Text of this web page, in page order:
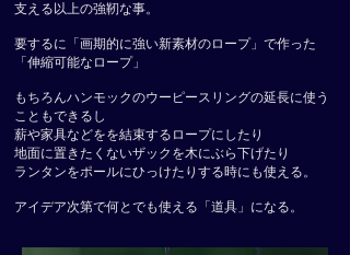
支える以上の強靭な事。
要するに「画期的に強い新素材のロープ」で作った
「伸縮可能なロープ」
もちろんハンモックのウーピースリングの延長に使う
こともできるし
薪や家具などをを結束するロープにしたり
地面に置きたくないザックを木にぶら下げたり
ランタンをポールにひっけたりする時にも使える。
​アイデア次第で何とでも使える「道具」になる。